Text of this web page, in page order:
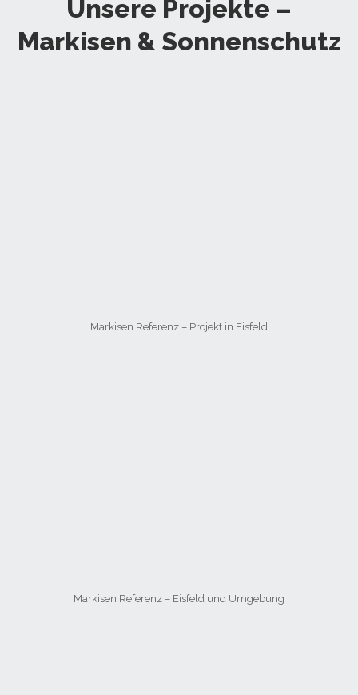
Unsere Projekte –
Markisen & Sonnenschutz
Markisen Referenz – Projekt in Eisfeld
Markisen Referenz – Eisfeld und Umgebung